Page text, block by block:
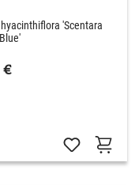
'Scentara
€